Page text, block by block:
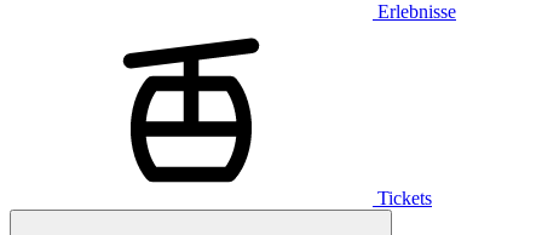
Erlebnisse
Tickets